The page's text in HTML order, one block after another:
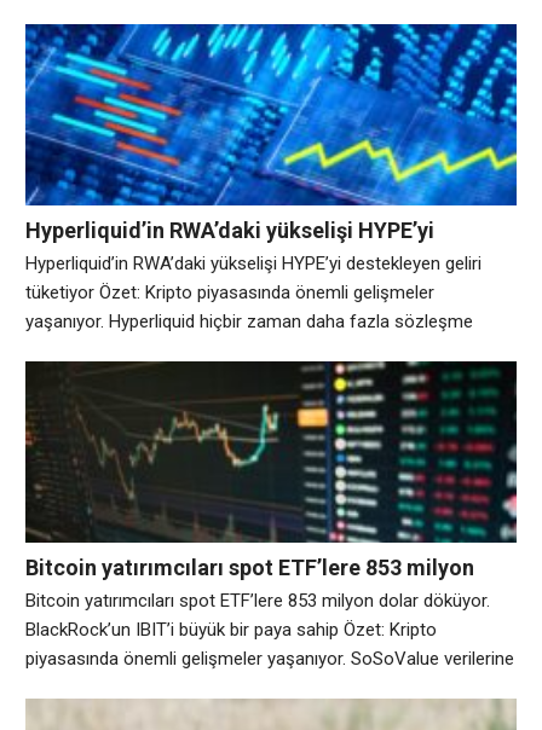
Hyperliquid’in RWA’daki yükselişi HYPE’yi
destekleyen geliri tüketiyor
Hyperliquid’in RWA’daki yükselişi HYPE’yi destekleyen geliri
tüketiyor Özet: Kripto piyasasında önemli gelişmeler
yaşanıyor. Hyperliquid hiçbir zaman daha fazla sözleşme
zaman daha küçük bir pay tutmadı Yatırımcıların bir seferde
tuttuğu kaldıraçlı pozisyonların toplam değeri olan açık faiz, 13
Temmuz’da platformun 2026’daki en yüksek seviyesi olan 11
milyar doların
Bitcoin yatırımcıları spot ETF’lere 853 milyon
dolar döküyor. BlackRock’un IBIT’i büyük bir paya
sahip
Bitcoin yatırımcıları spot ETF’lere 853 milyon dolar döküyor.
BlackRock’un IBIT’i büyük bir paya sahip Özet: Kripto
piyasasında önemli gelişmeler yaşanıyor. SoSoValue verilerine
(ETF), 7 Ağustos’ta sona eren haftada 853,54 milyon dolarlık